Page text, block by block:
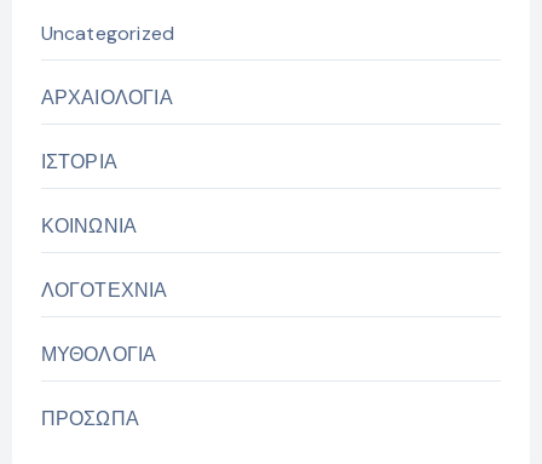
Uncategorized
ΑΡΧΑΙΟΛΟΓΙΑ
ΙΣΤΟΡΙΑ
ΚΟΙΝΩΝΙΑ
ΛΟΓΟΤΕΧΝΙΑ
ΜΥΘΟΛΟΓΙΑ
ΠΡΟΣΩΠΑ